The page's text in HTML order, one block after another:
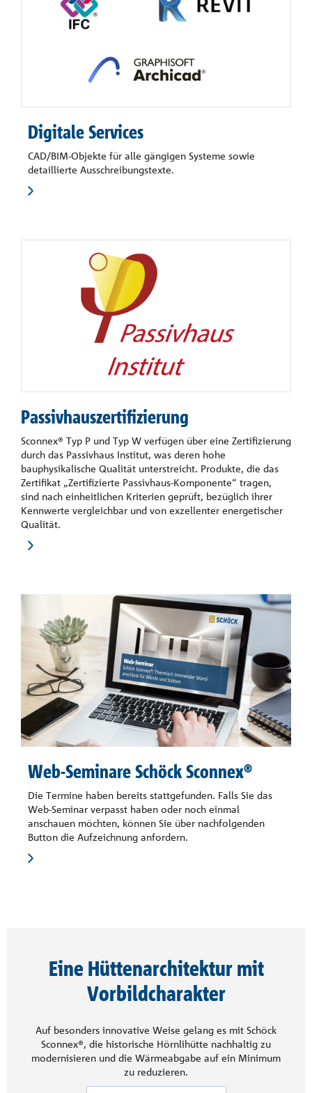
Digitale Services
CAD/BIM-Objekte für alle gängigen Systeme sowie
detaillierte Ausschreibungstexte.
Passivhauszertifizierung
Sconnex® Typ P und Typ W verfügen über eine Zertifizierung
durch das Passivhaus Institut, was deren hohe
bauphysikalische Qualität unterstreicht. Produkte, die das
Zertifikat „Zertifizierte Passivhaus-Komponente“ tragen,
sind nach einheitlichen Kriterien geprüft, bezüglich ihrer
Kennwerte vergleichbar und von exzellenter energetischer
Qualität.
Web-Seminare Schöck Sconnex®
Die Termine haben bereits stattgefunden. Falls Sie das
Web-Seminar verpasst haben oder noch einmal
anschauen möchten, können Sie über nachfolgenden
Button die Aufzeichnung anfordern.
Eine Hüttenarchitektur mit
Vorbildcharakter
Auf besonders innovative Weise gelang es mit Schöck
Sconnex®, die historische Hörnlihütte nachhaltig zu
modernisieren und die Wärmeabgabe auf ein Minimum
zu reduzieren.